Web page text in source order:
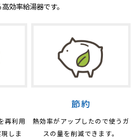
高効率給湯器です。
再利用
しま
節約
熱効率がアップしたので使う ガ
スの量を削減できます。